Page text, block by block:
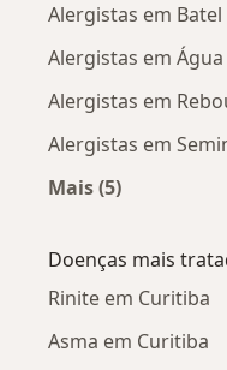
Alergistas em Batel
Alergistas em
Alergistas em
Alergistas em
Mais (5)
Doenças mais
Rinite em Curitiba
Asma em Curitiba